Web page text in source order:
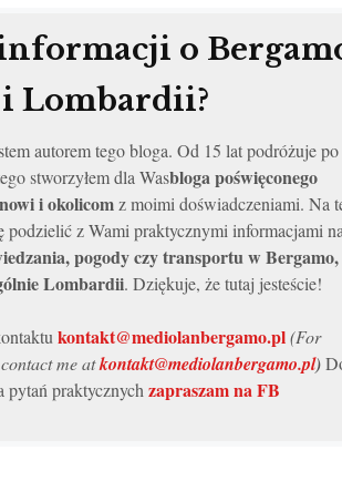
o
i Lombardii?
autorem tego bloga. Od 15 lat podróżuje po
stworzyłem dla Wasbloga poświęconego
i okolicomz moimi doświadczeniami. Na
podzielić z Wami praktycznymi informacjami
pogody czy transportu w Bergamo,
Lombardii. Dziękuje, że tutaj jesteście!
kontakt@mediolanbergamo.pl(For
me atkontakt@mediolanbergamo.pl)
pytań praktycznych zapraszam na FB